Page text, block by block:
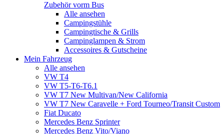
Zubehör vorm Bus
Alle ansehen
Campingstühle
Campingtische & Grills
Campinglampen & Strom
Accessoires & Gutscheine
Mein Fahrzeug
Alle ansehen
VW T4
VW T5-T6-T6.1
VW T7 New Multivan/New California
VW T7 New Caravelle + Ford Tourneo/Transit Custom
Fiat Ducato
Mercedes Benz Sprinter
Mercedes Benz Vito/Viano